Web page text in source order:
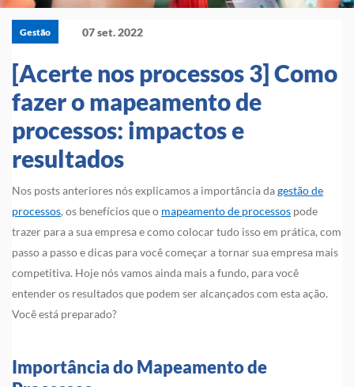
Gestão 07 set. 2022
[Acerte nos processos 3] Como
fazer o mapeamento de
processos: impactos e
resultados
Nos posts anteriores nós explicamos a importância dagestão de
processos, os benefícios que o mapeamento de processos pode
trazer para a sua empresa e como colocar tudo isso em prática, com
passo a passo e dicas para você começar a tornar sua empresa mais
competitiva. Hoje nós vamos ainda mais a fundo, para você
entender os resultados que podem ser alcançados com esta ação.
Você está preparado?
Importância do Mapeamento de